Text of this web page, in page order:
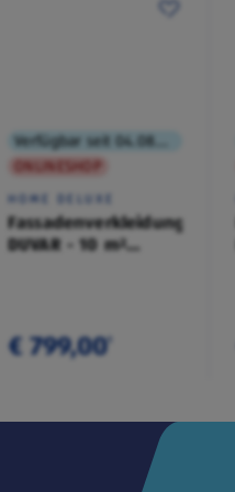
ONLINESHOP
HOME DELUXE
Fassadenverkleidung
DUVAR - 10 m²
€ 799,00¹